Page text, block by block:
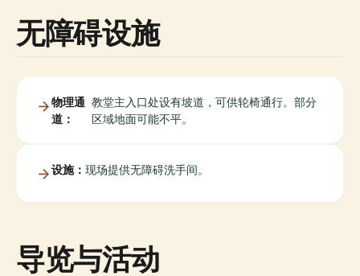
无障碍设施
物理通
道：
教堂主入口处设有坡道，可供轮椅通行。部分
区域地面可能不平。
设施： 现场提供无障碍洗手间。
导览与活动